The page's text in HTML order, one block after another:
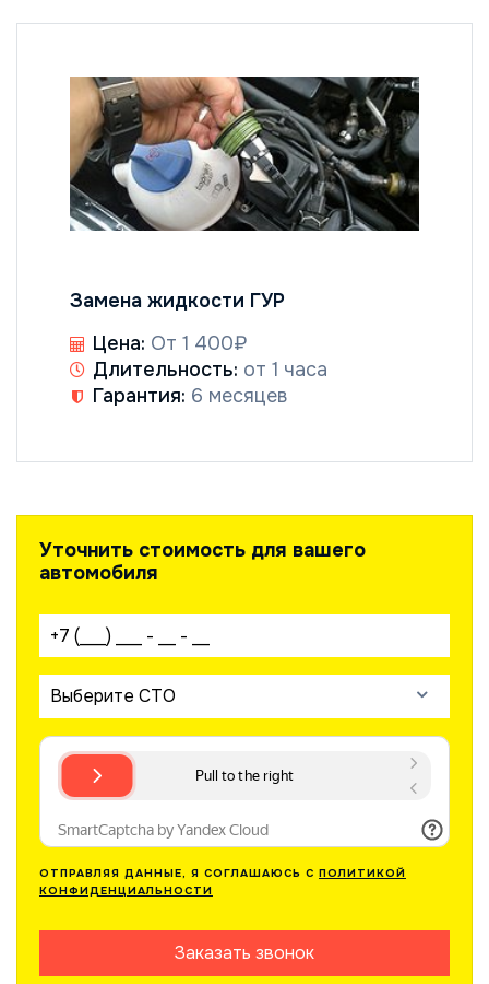
Замена жидкости ГУР
Цена: От 1 400₽
Длительность: от 1 часа
Гарантия: 6 месяцев
Уточнить стоимость для вашего
автомобиля
Ваш телефон:
Выберите СТО
ОТПРАВЛЯЯ ДАННЫЕ, Я СОГЛАШАЮСЬ С ПОЛИТИКОЙ
КОНФИДЕНЦИАЛЬНОСТИ
Заказать звонок